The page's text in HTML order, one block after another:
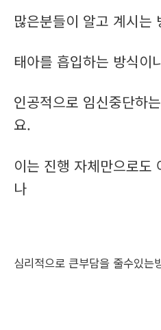
많은분들이 알고 계시는
태아를 흡입하는 방식이
인공적으로 임신중단하
요.
이는 진행 자체만으로도
나
심리적으로 큰부담을 줄수있는